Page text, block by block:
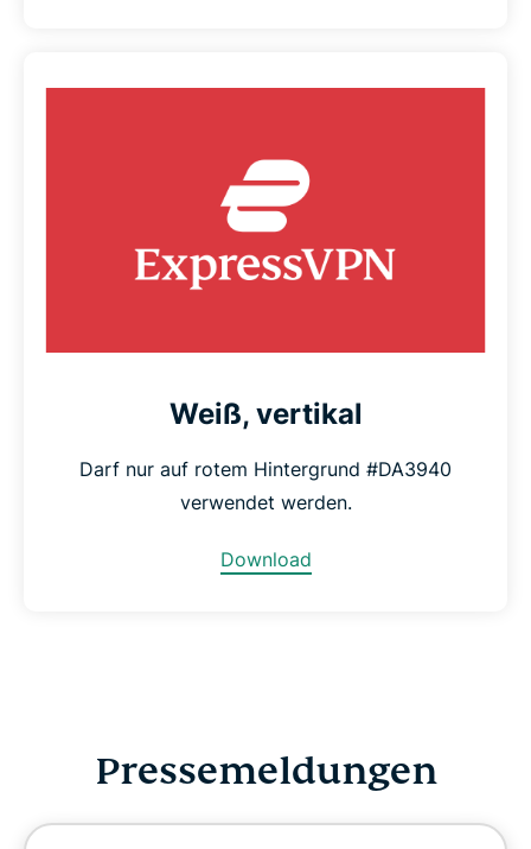
Weiß, vertikal
Darf nur auf rotem Hintergrund #DA3940
verwendet werden.
Download
Pressemeldungen